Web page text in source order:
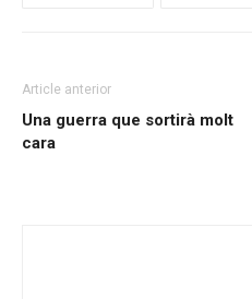
Article anterior
Una guerra que sortirà molt
cara